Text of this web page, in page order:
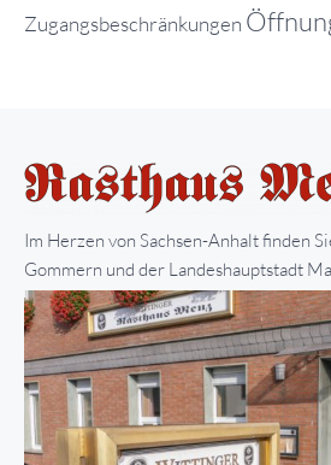
Zugangsbeschränkungen
Im Herzen von Sachsen-Anhalt finden
Gommern und der Landeshauptstadt